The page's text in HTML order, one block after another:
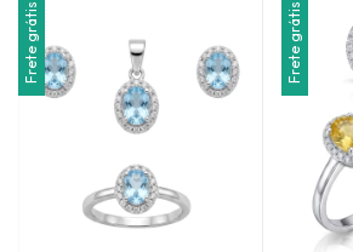
Frete grátis Frete grátis